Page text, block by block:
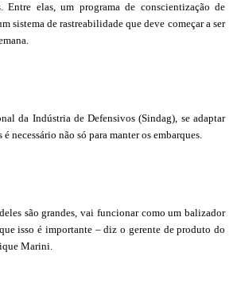
Entre elas, um programa de conscientização de
sistema de rastreabilidade que deve começar a ser
da Indústria de Defensivos (Sindag), se adaptar
necessário não só para manter os embarques.
são grandes, vai funcionar como um balizador
isso é importante – diz o gerente de produto do
Marini.